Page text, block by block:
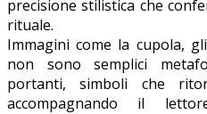
precisione stilistica che
rituale.
Immagini come la cupola,
non sono semplici
portanti, simboli che
accompagnando il